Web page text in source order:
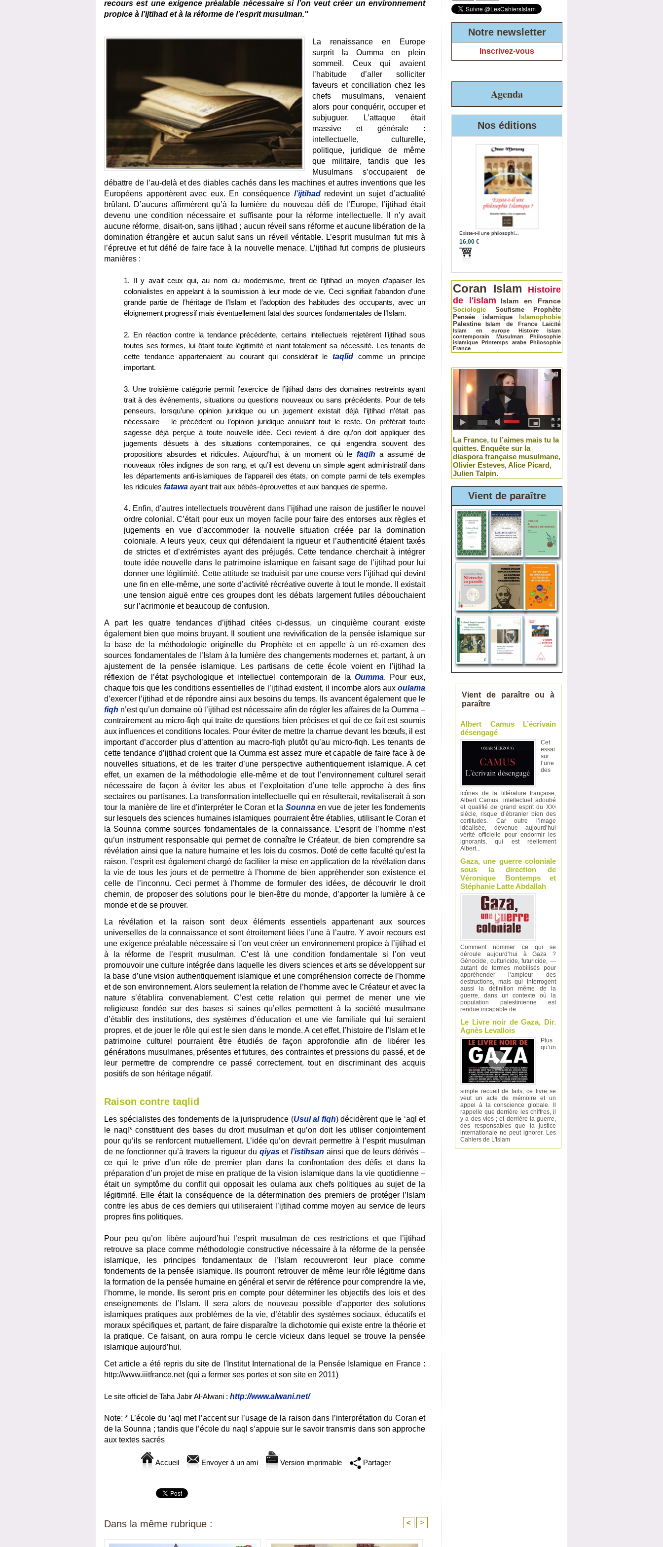
recours est une exigence préalable nécessaire si l’on veut créer un environnement
propice à l’ijtihad et à la réforme de l’esprit musulman."
La renaissance en Europe
surprit la Oumma en plein
sommeil. Ceux qui avaient
l’habitude d’aller solliciter
faveurs et conciliation chez les
chefs musulmans, venaient
alors pour conquérir, occuper et
subjuguer. L’attaque était
massive et générale :
intellectuelle, culturelle,
politique, juridique de même
que militaire, tandis que les
Musulmans s’occupaient de
débattre de l’au-delà et des diables cachés dans les machines et autres inventions que les
Européens apportèrent avec eux. En conséquence l’ijtihadredevint un sujet d’actualité
brûlant. D’aucuns affirmèrent qu’à la lumière du nouveau défi de l’Europe, l’ijtihad était
devenu une condition nécessaire et suffisante pour la réforme intellectuelle. Il n’y avait
aucune réforme, disait-on, sans ijtihad ; aucun réveil sans réforme et aucune libération de la
domination étrangère et aucun salut sans un réveil véritable. L’esprit musulman fut mis à
l’épreuve et fut défié de faire face à la nouvelle menace. L’ijtihad fut compris de plusieurs
manières :
1. Il y avait ceux qui, au nom du modernisme, firent de l’ijtihad un moyen d’apaiser les
colonialistes en appelant à la soumission à leur mode de vie. Ceci signifiait l’abandon d’une
grande partie de l’héritage de l’Islam et l’adoption des habitudes des occupants, avec un
éloignement progressif mais éventuellement fatal des sources fondamentales de l’Islam.
2. En réaction contre la tendance précédente, certains intellectuels rejetèrent l’ijtihad sous
toutes ses formes, lui ôtant toute légitimité et niant totalement sa nécessité. Les tenants de
cette tendance appartenaient au courant qui considérait letaqlid comme un principe
important.
3. Une troisième catégorie permit l’exercice de l’ijtihad dans des domaines restreints ayant
trait à des événements, situations ou questions nouveaux ou sans précédents. Pour de tels
penseurs, lorsqu’une opinion juridique ou un jugement existait déjà l’ijtihad n’était pas
nécessaire – le précédent ou l’opinion juridique annulant tout le reste. On préférait toute
sagesse déjà perçue à toute nouvelle idée. Ceci revient à dire qu’on doit appliquer des
jugements désuets à des situations contemporaines, ce qui engendra souvent des
propositions absurdes et ridicules. Aujourd’hui, à un moment où le faqih a assumé de
nouveaux rôles indignes de son rang, et qu’il est devenu un simple agent administratif dans
les départements anti-islamiques de l’appareil des états, on compte parmi de tels exemples
les ridicules fatawa ayant trait aux bébés-éprouvettes et aux banques de sperme.
4. Enfin, d’autres intellectuels trouvèrent dans l’ijtihad une raison de justifier le nouvel
ordre colonial. C’était pour eux un moyen facile pour faire des entorses aux règles et
jugements en vue d’accommoder la nouvelle situation créée par la domination
coloniale. A leurs yeux, ceux qui défendaient la rigueur et l’authenticité étaient taxés
de strictes et d’extrémistes ayant des préjugés. Cette tendance cherchait à intégrer
toute idée nouvelle dans le patrimoine islamique en faisant sage de l’ijtihad pour lui
donner une légitimité. Cette attitude se traduisit par une course vers l’ijtihad qui devint
une fin en elle-même, une sorte d’activité récréative ouverte à tout le monde. Il existait
une tension aiguë entre ces groupes dont les débats largement futiles débouchaient
sur l’acrimonie et beaucoup de confusion.
A part les quatre tendances d’ijtihad citées ci-dessus, un cinquième courant existe
également bien que moins bruyant. Il soutient une revivification de la pensée islamique sur
la base de la méthodologie originelle du Prophète et en appelle à un ré-examen des
sources fondamentales de l’Islam à la lumière des changements modernes et, partant, à un
ajustement de la pensée islamique. Les partisans de cette école voient en l’ijtihad la
réflexion de l’état psychologique et intellectuel contemporain de la Oumma. Pour eux,
chaque fois que les conditions essentielles de l’ijtihad existent, il incombe alors aux oulama
d’exercer l’ijtihad et de répondre ainsi aux besoins du temps. Ils avancent également que le
fiqh n’est qu’un domaine où l’ijtihad est nécessaire afin de régler les affaires de la Oumma –
contrairement au micro-fiqh qui traite de questions bien précises et qui de ce fait est soumis
aux influences et conditions locales. Pour éviter de mettre la charrue devant les bœufs, il est
important d’accorder plus d’attention au macro-fiqh plutôt qu’au micro-fiqh. Les tenants de
cette tendance d’ijtihad croient que la Oumma est assez mure et capable de faire face à de
nouvelles situations, et de les traiter d’une perspective authentiquement islamique. A cet
effet, un examen de la méthodologie elle-même et de tout l’environnement culturel serait
nécessaire de façon à éviter les abus et l’exploitation d’une telle approche à des fins
sectaires ou partisanes. La transformation intellectuelle qui en résulterait, revitaliserait à son
tour la manière de lire et d’interpréter le Coran et la Sounnaen vue de jeter les fondements
sur lesquels des sciences humaines islamiques pourraient être établies, utilisant le Coran et
la Sounna comme sources fondamentales de la connaissance. L’esprit de l’homme n’est
qu’un instrument responsable qui permet de connaître le Créateur, de bien comprendre sa
révélation ainsi que la nature humaine et les lois du cosmos. Doté de cette faculté qu’est la
raison, l’esprit est également chargé de faciliter la mise en application de la révélation dans
la vie de tous les jours et de permettre à l’homme de bien appréhender son existence et
celle de l’inconnu. Ceci permet à l’homme de formuler des idées, de découvrir le droit
chemin, de proposer des solutions pour le bien-être du monde, d’apporter la lumière à ce
monde et de se prouver.
La révélation et la raison sont deux éléments essentiels appartenant aux sources
universelles de la connaissance et sont étroitement liées l’une à l’autre. Y avoir recours est
une exigence préalable nécessaire si l’on veut créer un environnement propice à l’ijtihad et
à la réforme de l’esprit musulman. C’est là une condition fondamentale si l’on veut
promouvoir une culture intégrée dans laquelle les divers sciences et arts se développent sur
la base d’une vision authentiquement islamique et une compréhension correcte de l’homme
et de son environnement. Alors seulement la relation de l’homme avec le Créateur et avec la
nature s’établira convenablement. C’est cette relation qui permet de mener une vie
religieuse fondée sur des bases si saines qu’elles permettent à la société musulmane
d’établir des institutions, des systèmes d’éducation et une vie familiale qui lui seraient
propres, et de jouer le rôle qui est le sien dans le monde. A cet effet, l’histoire de l’Islam et le
patrimoine culturel pourraient être étudiés de façon approfondie afin de libérer les
générations musulmanes, présentes et futures, des contraintes et pressions du passé, et de
leur permettre de comprendre ce passé correctement, tout en discriminant des acquis
positifs de son héritage négatif.
Raison contre taqlid
Les spécialistes des fondements de la jurisprudence (Usul al fiqh) décidèrent que le ‘aql et
le naql* constituent des bases du droit musulman et qu’on doit les utiliser conjointement
pour qu’ils se renforcent mutuellement. L’idée qu’on devrait permettre à l’esprit musulman
de ne fonctionner qu’à travers la rigueur du qiyasetl’istihsan ainsi que de leurs dérivés –
ce qui le prive d’un rôle de premier plan dans la confrontation des défis et dans la
préparation d’un projet de mise en pratique de la vision islamique dans la vie quotidienne –
était un symptôme du conflit qui opposait les oulama aux chefs politiques au sujet de la
légitimité. Elle était la conséquence de la détermination des premiers de protéger l’Islam
contre les abus de ces derniers qui utiliseraient l’ijtihad comme moyen au service de leurs
propres fins politiques.
Pour peu qu’on libère aujourd’hui l’esprit musulman de ces restrictions et que l’ijtihad
retrouve sa place comme méthodologie constructive nécessaire à la réforme de la pensée
islamique, les principes fondamentaux de l’Islam recouvreront leur place comme
fondements de la pensée islamique. Ils pourront retrouver de même leur rôle légitime dans
la formation de la pensée humaine en général et servir de référence pour comprendre la vie,
l’homme, le monde. Ils seront pris en compte pour déterminer les objectifs des lois et des
enseignements de l’Islam. Il sera alors de nouveau possible d’apporter des solutions
islamiques pratiques aux problèmes de la vie, d’établir des systèmes sociaux, éducatifs et
moraux spécifiques et, partant, de faire disparaître la dichotomie qui existe entre la théorie et
la pratique. Ce faisant, on aura rompu le cercle vicieux dans lequel se trouve la pensée
islamique aujourd’hui.
Cet article a été repris du site de l'Institut International de la Pensée Islamique en France :
http://www.iiitfrance.net (qui a fermer ses portes et son site en 2011)
Le site officiel de Taha Jabir Al-Alwani : http://www.alwani.net/
Note: * L’école du ‘aql met l’accent sur l’usage de la raison dans l’interprétation du Coran et
de la Sounna ; tandis que l’école du naql s’appuie sur le savoir transmis dans son approche
aux textes sacrés
Accueil Envoyer à un ami Version imprimable Partager
Dans la même rubrique : < >
Notre newsletter
Inscrivez-vous
Agenda
Nos éditions
Existe-t-il une philosophi...
16,00 €
Coran Islam
Histoire
de l'islam
Islam en France
Sociologie Soufisme
Prophète
Pensée islamique
Islamophobie
Palestine Islam de France
Laïcité
Islam en europe
Histoire
Islam
contemporain
Musulman
Philosophie
islamique Printemps arabe Philosophie
France
La France, tu l’aimes mais tu la
quittes. Enquête sur la
diaspora française musulmane,
Olivier Esteves, Alice Picard,
Julien Talpin.
Vient de paraître
Vient de paraître ou à
paraître
Albert Camus L’écrivain
désengagé
Cet
essai
sur
l’une
des
icônes de la littérature française,
Albert Camus, intellectuel adoubé
et qualifié de grand esprit du XXᵉ
siècle, risque d’ébranler bien des
certitudes. Car outre l’image
idéalisée, devenue aujourd’hui
vérité officielle pour endormir les
ignorants, qui est réellement
Albert...
Gaza, une guerre coloniale
sous la direction de
Véronique Bontemps et
Stéphanie Latte Abdallah
Comment nommer ce qui se
déroule aujourd’hui à Gaza ?
Génocide, culturicide, futuricide, —
autant de termes mobilisés pour
appréhender l’ampleur des
destructions, mais qui interrogent
aussi la définition même de la
guerre, dans un contexte où la
population palestinienne est
rendue incapable de...
Le Livre noir de Gaza, Dir.
Agnès Levallois
Plus
qu’un
simple recueil de faits, ce livre se
veut un acte de mémoire et un
appel à la conscience globale. Il
rappelle que derrière les chiffres, il
y a des vies ; et derrière la guerre,
des responsables que la justice
internationale ne peut ignorer. Les
Cahiers de L'Islam